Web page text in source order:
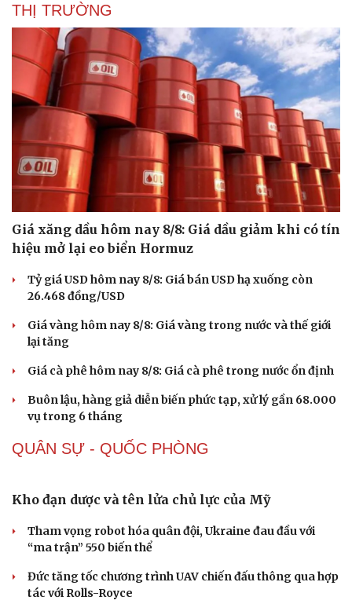
Sức khỏe
Cây thuốc
Sản phụ khoa
Nam khoa
Làm đẹp - giảm cân
Đời sống
Blog
THỊ TRƯỜNG
Giá xăng dầu hôm nay 8/8: Giá dầu giảm khi có tín
hiệu mở lại eo biển Hormuz
Tỷ giá USD hôm nay 8/8: Giá bán USD hạ xuống còn
26.468 đồng/USD
Giá vàng hôm nay 8/8: Giá vàng trong nước và thế giới
lại tăng
Giá cà phê hôm nay 8/8: Giá cà phê trong nước ổn định
Buôn lậu, hàng giả diễn biến phức tạp, xử lý gần 68.000
vụ trong 6 tháng
QUÂN SỰ - QUỐC PHÒNG